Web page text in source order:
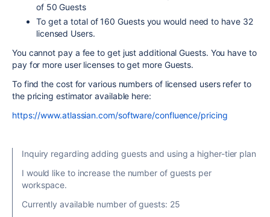
of 50 Guests
To get a total of 160 Guests you would need to have 32
licensed Users.
You cannot pay a fee to get just additional Guests. You have to
pay for more user licenses to get more Guests.
To find the cost for various numbers of licensed users refer to
the pricing estimator available here:
https://www.atlassian.com/software/confluence/pricing
Inquiry regarding adding guests and using a higher-tier plan
I would like to increase the number of guests per
workspace.
Currently available number of guests: 25